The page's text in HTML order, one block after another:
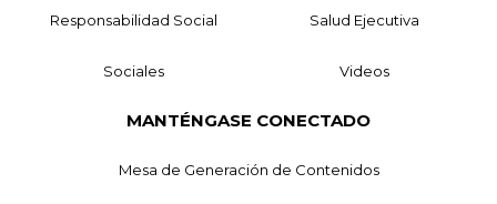
Responsabilidad Social Salud Ejecutiva
Sociales Videos
MANTÉNGASE CONECTADO
Mesa de Generación de Contenidos